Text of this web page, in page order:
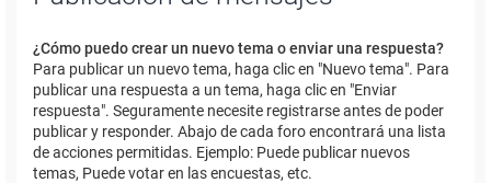
¿Cómo puedo crear un nuevo tema o enviar una respuesta?
Para publicar un nuevo tema, haga clic en "Nuevo tema". Para
publicar una respuesta a un tema, haga clic en "Enviar
respuesta". Seguramente necesite registrarse antes de poder
publicar y responder. Abajo de cada foro encontrará una lista
de acciones permitidas. Ejemplo: Puede publicar nuevos
temas, Puede votar en las encuestas, etc.